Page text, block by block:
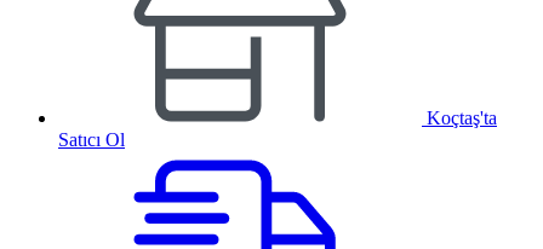
Koçtaş'ta
Satıcı Ol